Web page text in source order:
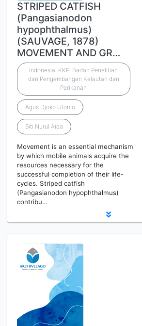
STRIPED CATFISH
(Pangasianodon
hypophthalmus)
(SAUVAGE, 1878)
MOVEMENT AND GR…
Indonesia. KKP. Badan Penelitian
dan Pengembangan Kelautan dan
Perikanan
Agus Djoko Utomo
Siti Nurul Aida
Movement is an essential mechanism
by which mobile animals acquire the
resources necessary for the
successful completion of their life-
cycles. Striped catfish
(Pangasianodon hypophthalmus)
contribu…